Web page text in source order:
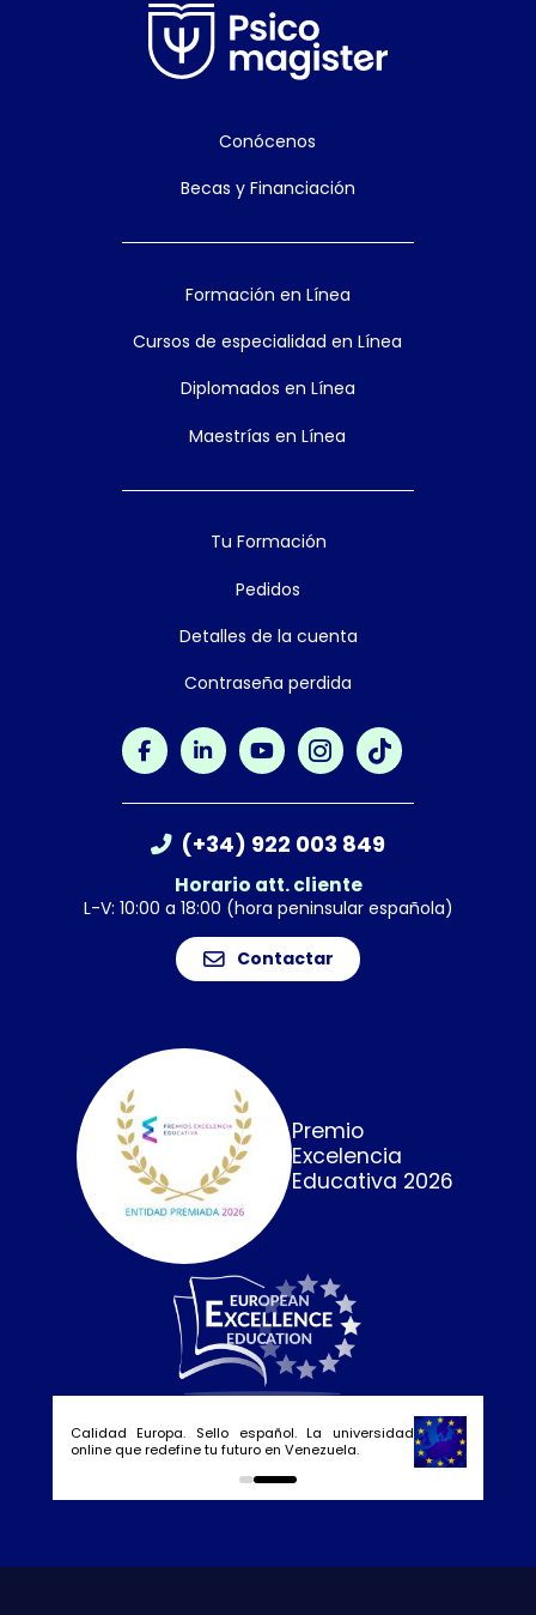
Conócenos
Becas y Financiación
Formación en Línea
Cursos de especialidad en Línea
Diplomados en Línea
Maestrías en Línea
Tu Formación
Pedidos
Detalles de la cuenta
Contraseña perdida
(+34) 922 003 849
Horario att. cliente
L-V: 10:00 a 18:00 (hora peninsular española)
Contactar
Premio
Excelencia
Educativa 2026
Calidad Europa. Sello español. La universidad
online que redefine tu futuro en Venezuela.
0 1